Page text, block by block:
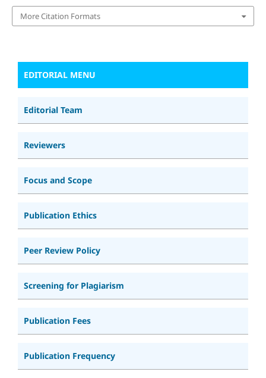
More Citation Formats
EDITORIAL MENU
Editorial Team
Reviewers
Focus and Scope
Publication Ethics
Peer Review Policy
Screening for Plagiarism
Publication Fees
Publication Frequency